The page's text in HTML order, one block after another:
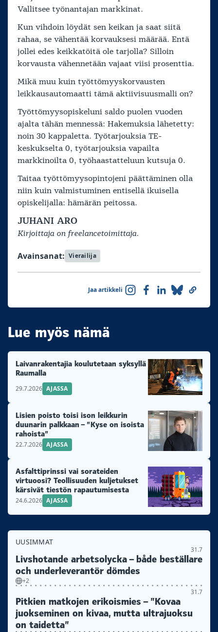
Vallitsee työnantajan markkinat.
Kun vihdoin löydät sen keikan ja saat siitä
rahaa, se vähentää korvauksesi määrää. Entä
jollei edes keikkatöitä ole tarjolla? Silloin
korvausta vähennetään vajaat viisi prosenttia.
Mikä muu kuin työttömyyskorvausten
leikkausautomaatti tämä aktiivisuusmalli on?
Työttömyysopiskeluni saldo puolen vuoden
ajalta tähän mennessä: Hakemuksia lähetetty:
noin 30 kappaletta. Työtarjouksia TE-
keskukselta 0, työtarjouksia vapailta
markkinoilta 0, työhaastatteluun kutsuja 0.
Taitaa työttömyysopintojeni päättäminen olla
niin kuin valmistuminen entisellä ikuisella
opiskelijalla: hämärän peitossa.
JUHANI ARO
Kirjoittaja on freelancetoimittaja.
Avainsanat: Vierailija
Jaa artikkeli
Lue myös nämä
Laivanrakentajia koulutetaan syksyllä
Raumalla
29.7.2026 AJASSA
Lisien poisto toisi ison leikkurin
duunarin palkkaan – ”Kyse on isoista
rahoista”
22.7.2026 AJASSA
Asfalttiprinssi vai sorateiden
virtuoosi? Teollisuuden kuljetukset
kärsivät tiestön rapautumisesta
24.6.2026 AJASSA
UUSIMMAT
31.7
Livshotande arbetsolycka – både beställare
och underleverantör dömdes
+2
31.7
Pitkien matkojen erikoismies – ”Kovaa
juokseminen on kivaa, mutta ultrajuoksu
on taidetta”